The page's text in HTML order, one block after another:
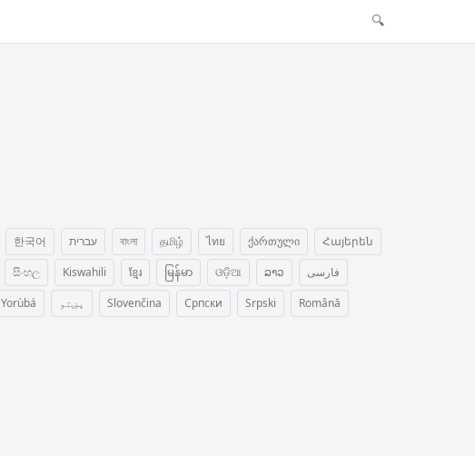
🔍
한국어 עברית বাংলা தமிழ் ไทย ქართული
Հայերեն
සිංහල Kiswahili ខ្មែរ မြန်မာ ଓଡ଼ିଆ ລາວ
فارسی
Yorùbá پښتو Slovenčina Српски Srpski
Română